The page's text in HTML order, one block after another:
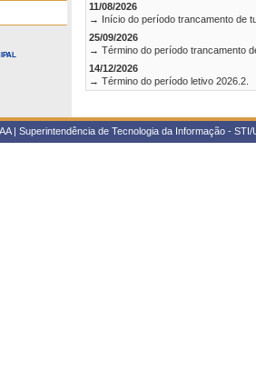
11/08/2026
→ Início do período trancamento de
25/09/2026
→ Término do período trancamento
14/12/2026
→ Término do período letivo 2026.2.
| Superintendência de Tecnologia da Informação -